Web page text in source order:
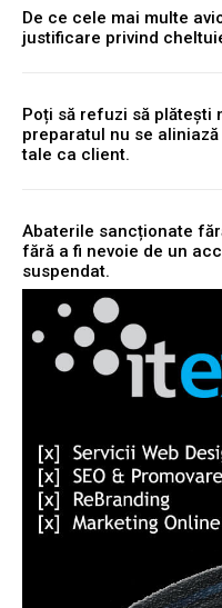
De ce cele mai multe
justificare privind
Poți să refuzi să plătești
preparatul nu se
tale ca client.
Abaterile sancționate
fără a fi nevoie de un
suspendat.